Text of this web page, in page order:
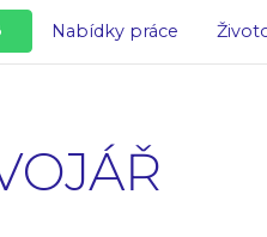
Nabídky práce